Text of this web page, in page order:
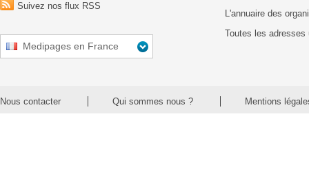
Suivez nos flux RSS
Medipages en France
L'annuaire des
Toutes les adresses
Nous contacter Qui sommes nous ? Mentions